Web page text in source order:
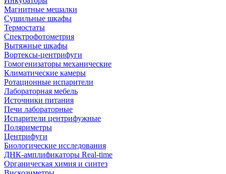
Магнитные мешалки
Сушильные шкафы
Термостаты
Спектрофотометрия
Вытяжные шкафы
Вортексы-центрифуги
Гомогенизаторы механические
Климатические камеры
Ротационные испарители
Лабораторная мебель
Источники питания
Печи лабораторные
Испарители центрифужные
Поляриметры
Центрифуги
Биологические исследования
ДНК-амплификаторы Real-time
Органическая химия и синтез